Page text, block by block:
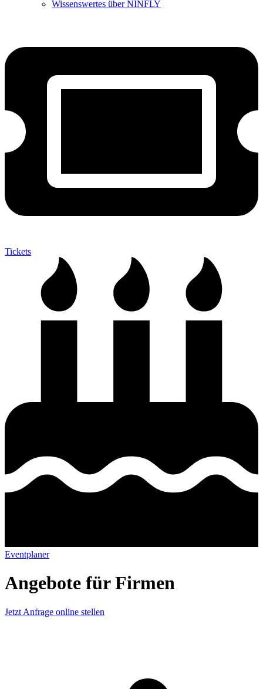
Wissenswertes über NINFLY
Tickets
Eventplaner
Angebote für Firmen
Jetzt Anfrage online stellen